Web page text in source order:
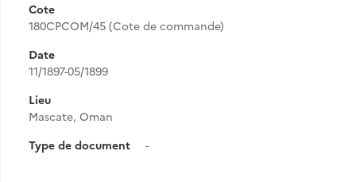
Cote
180CPCOM/45 (Cote de commande)
Date
11/1897-05/1899
Lieu
Mascate, Oman
Type de document
-